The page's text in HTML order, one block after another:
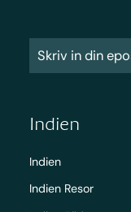
Indien
Indien
Indien Resor